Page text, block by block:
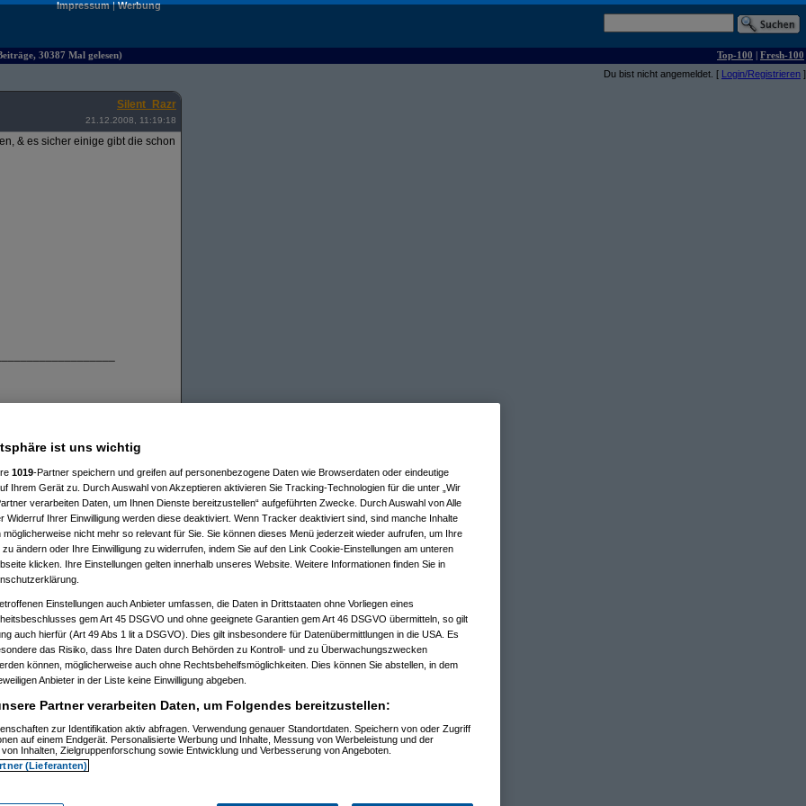
Impressum|Werbung
30387 Mal gelesen) Top-100 | Fresh-100
Du bist nicht angemeldet. [ Login/Registrieren ]
Silent_Razr
21.12.2008, 11:19:18
& es sicher einige gibt die schon
11:32:52)
11:35:10)
12:40:07)
21.12.2008, 12:43:46)
12:46:42)
21.12.2008, 12:48:51)
am 21.12.2008, 15:29:14)
am 21.12.2008, 12:49:41)
am 21.12.2008, 12:59:58)
am 22.12.2008, 19:52:16)
am 22.12.2008, 20:38:25)
am 22.12.2008, 20:56:19)
am 22.12.2008, 21:01:14)
am 22.12.2008, 21:06:19)
am 22.12.2008, 21:26:38)
ist uns wichtig
1019-Partner speichern und greifen auf personenbezogene Daten wie Browserdaten oder eindeutige
Ihrem Gerät zu. Durch Auswahl von Akzeptieren aktivieren Sie Tracking-Technologien für die unter „Wir
verarbeiten Daten, um Ihnen Dienste bereitzustellen“ aufgeführten Zwecke. Durch Auswahl von Alle
Widerruf Ihrer Einwilligung werden diese deaktiviert. Wenn Tracker deaktiviert sind, sind manche Inhalte
möglicherweise nicht mehr so relevant für Sie. Sie können dieses Menü jederzeit wieder aufrufen, um Ihre
zu ändern oder Ihre Einwilligung zu widerrufen, indem Sie auf den Link Cookie-Einstellungen am unteren
klicken. Ihre Einstellungen gelten innerhalb unseres Website. Weitere Informationen finden Sie in
Einstellungen auch Anbieter umfassen, die Daten in Drittstaaten ohne Vorliegen eines
gem Art 45 DSGVO und ohne geeignete Garantien gem Art 46 DSGVO übermitteln, so gilt
auch hierfür (Art 49 Abs 1 lit a DSGVO). Dies gilt insbesondere für Datenübermittlungen in die USA. Es
das Risiko, dass Ihre Daten durch Behörden zu Kontroll- und zu Überwachungszwecken
können, möglicherweise auch ohne Rechtsbehelfsmöglichkeiten. Dies können Sie abstellen, in dem
Anbieter in der Liste keine Einwilligung abgeben.
Partner verarbeiten Daten, um Folgendes bereitzustellen:
zur Identifikation aktiv abfragen. Verwendung genauer Standortdaten. Speichern von oder Zugriff
auf einem Endgerät. Personalisierte Werbung und Inhalte, Messung von Werbeleistung und der
Inhalten, Zielgruppenforschung sowie Entwicklung und Verbesserung von Angeboten.
(Lieferanten)